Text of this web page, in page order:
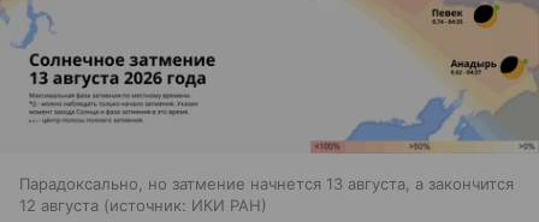
Парадоксально, но затмение начнется 13 августа, а закончится
12 августа
источник: ИКИ РАН